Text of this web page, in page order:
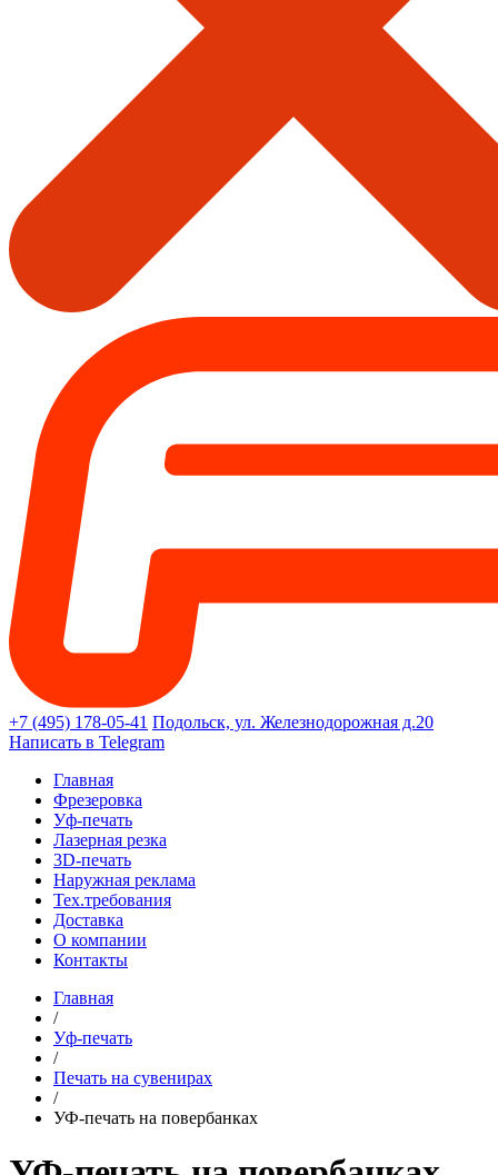
+7 (495) 178-05-41 Подольск, ул. Железнодорожная д.20
Написать в Telegram
Главная
Фрезеровка
Уф-печать
Лазерная резка
3D-печать
Наружная реклама
Тех.требования
Доставка
О компании
Контакты
Главная
/
Уф-печать
/
Печать на сувенирах
/
УФ-печать на повербанках